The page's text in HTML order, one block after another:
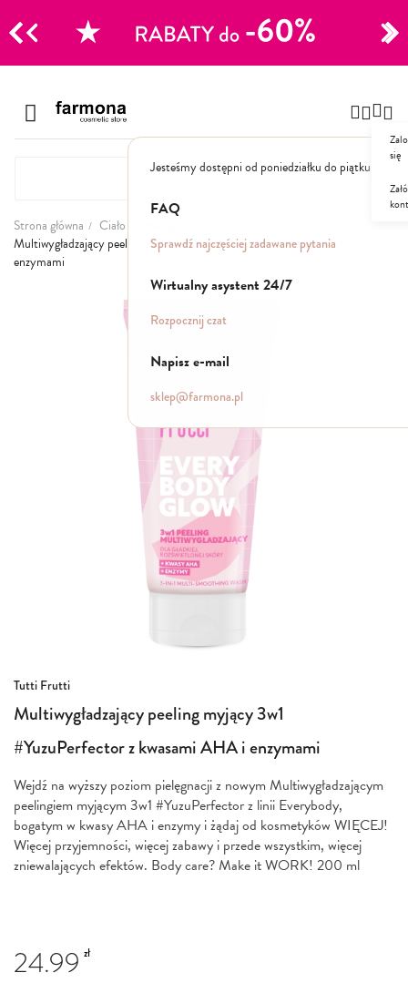
treści
Jesteśmy dostępni od poniedziałku do piątku:
FAQ
Sprawdź najczęściej zadawane pytania
Wirtualny asystent 24/7
Rozpocznij czat
Napisz e-mail
sklep@farmona.pl
się
Szampony
Dla mężczyzn
Odżywki, maski, serum
Peelingi do skóry głowy
Strona główna Ciało
Multiwygładzający peeling myjący 3w1 #YuzuPerfector z kwasami AHA i
enzymami
Tutti Frutti
Multiwygładzający peeling myjący 3w1
#YuzuPerfector z kwasami AHA i enzymami
Wejdź na wyższy poziom pielęgnacji z nowym Multiwygładzającym
peelingiem myjącym 3w1 #YuzuPerfector z linii Everybody,
bogatym w kwasy AHA i enzymy i żądaj od kosmetyków WIĘCEJ!
Więcej przyjemności, więcej zabawy i przede wszystkim, więcej
zniewalających efektów. Body care? Make it WORK! 200 ml
24.99 zł
Przejdź
na
początek
galerii